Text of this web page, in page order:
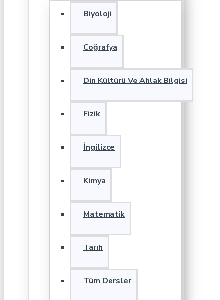
Biyoloji
Coğrafya
Din Kültürü Ve Ahlak Bilgisi
Fizik
İngilizce
Kimya
Matematik
Tarih
Tüm Dersler